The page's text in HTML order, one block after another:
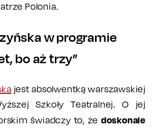
Polonia.
w programie
bo aż trzy”
jest absolwentką warszawskiej
Szkoły Teatralnej. O jej
świadczy to, że doskonale